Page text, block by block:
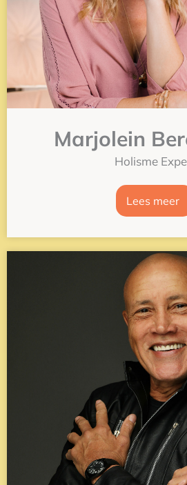
Marjolein
Holisme
Lees meer